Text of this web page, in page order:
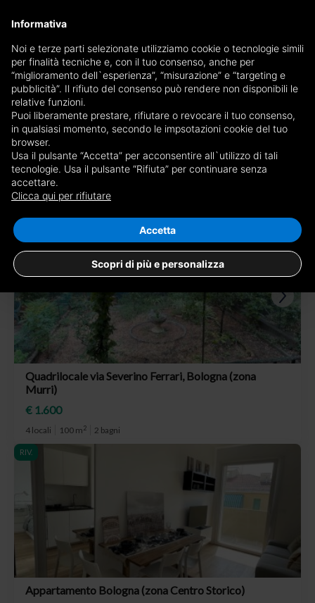
Ricevi copia del giornale via mail
Scegli giornale
586 risultati per
provincia di Bologna
Quadrilocale via Severino Ferrari, Bologna (zona
Murri)
€ 1.600
4 locali 100 m2 2 bagni
RIV.
Appartamento Bologna (zona Centro Storico)
Ricevi copia del giornale via mail
Edizione
×Bologna Prestige ×Bologna quindicinale
E-mail
Sono maggiorenne, ho letto e accetto le
privacy
RICEVI GIORNALE
Informativa
Noi e terze parti selezionate utilizziamo cookie o tecnologie simili
per finalità tecniche e, con il tuo consenso, anche per
“miglioramento dell`esperienza”, “misurazione” e “targeting e
pubblicità”. Il rifiuto del consenso può rendere non disponibili le
relative funzioni.
Puoi liberamente prestare, rifiutare o revocare il tuo consenso,
in qualsiasi momento, secondo le impsotazioni cookie del tuo
browser.
Usa il pulsante “Accetta” per acconsentire all`utilizzo di tali
tecnologie. Usa il pulsante “Rifiuta” per continuare senza
accettare.
Clicca qui per rifiutare
Scopri di più e personalizza
Accetta